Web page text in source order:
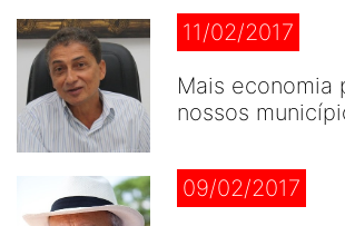
11/02/2017
Mais economia
nossos
09/02/2017